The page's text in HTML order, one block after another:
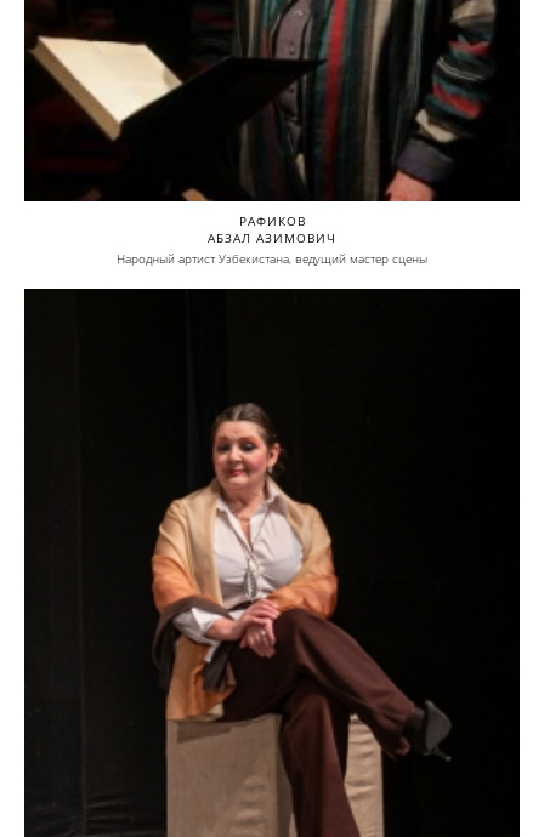
РАФИКОВ
АБЗАЛ АЗИМОВИЧ
Народный артист Узбекистана, ведущий мастер сцены